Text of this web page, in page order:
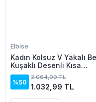
Elbise
Kadın Kolsuz V Yakalı
Kuşaklı Desenli Kısa
Süprem Elbise
%50
2.064,99 TL
1.032,99 TL